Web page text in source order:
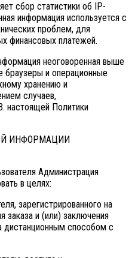
сбор статистики об IP-
информация используется с
проблем, для
финансовых платежей.
неоговоренная выше
браузеры и операционные
хранению и
случаев,
настоящей Политики
ИНФОРМАЦИИ
Администрация
в целях:
зарегистрированного на
заказа и (или) заключения
дистанционным способом с